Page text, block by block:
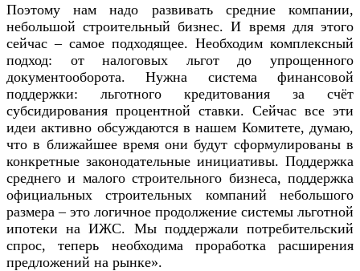
Поэтому нам надо развивать средние компании,
небольшой строительный бизнес. И время для этого
сейчас – самое подходящее. Необходим комплексный
подход: от налоговых льгот до упрощенного
документооборота. Нужна система финансовой
поддержки: льготного кредитования за счёт
субсидирования процентной ставки. Сейчас все эти
идеи активно обсуждаются в нашем Комитете, думаю,
что в ближайшее время они будут сформулированы в
конкретные законодательные инициативы. Поддержка
среднего и малого строительного бизнеса, поддержка
официальных строительных компаний небольшого
размера – это логичное продолжение системы льготной
ипотеки на ИЖС. Мы поддержали потребительский
спрос, теперь необходима проработка расширения
предложений на рынке».